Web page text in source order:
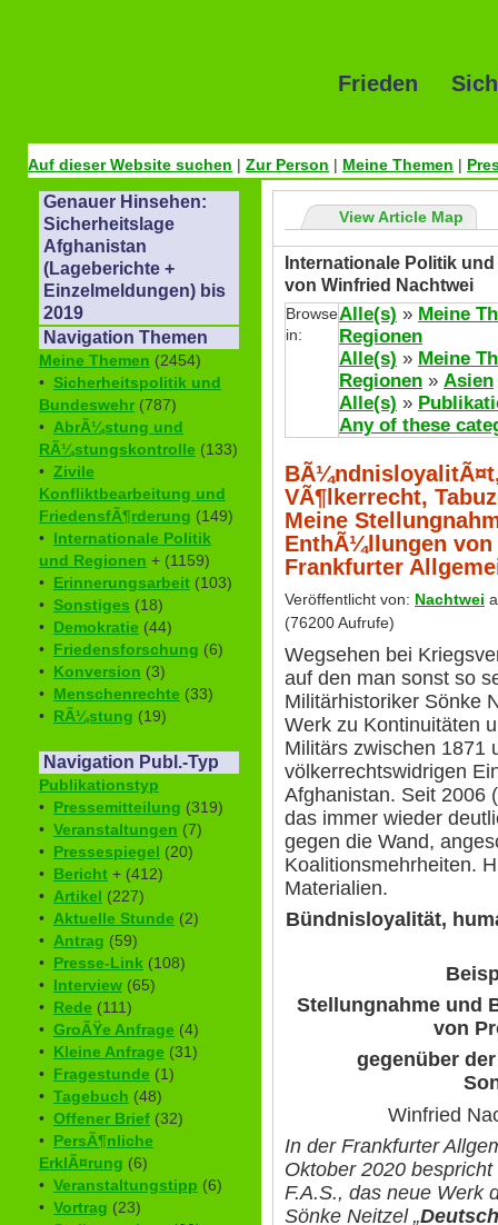
Frieden
Auf dieser Website suchen | Zur Person | Meine Themen |
Genauer Hinsehen:
Sicherheitslage
Afghanistan
(Lageberichte +
Einzelmeldungen) bis
2019
Navigation Themen
Meine Themen (2454)
• Sicherheitspolitik und
Bundeswehr (787)
• AbrÃ¼stung und
RÃ¼stungskontrolle (133)
• Zivile
Konfliktbearbeitung und
FriedensfÃ¶rderung (149)
• Internationale Politik
und Regionen + (1159)
• Erinnerungsarbeit (103)
• Sonstiges (18)
• Demokratie (44)
• Friedensforschung (6)
• Konversion (3)
• Menschenrechte (33)
• RÃ¼stung (19)
Navigation Publ.-Typ
Publikationstyp
• Pressemitteilung (319)
• Veranstaltungen (7)
• Pressespiegel (20)
• Bericht + (412)
• Artikel (227)
• Aktuelle Stunde (2)
• Antrag (59)
• Presse-Link (108)
• Interview (65)
• Rede (111)
• GroÃŸe Anfrage (4)
• Kleine Anfrage (31)
• Fragestunde (1)
• Tagebuch (48)
• Offener Brief (32)
• PersÃ¶nliche
ErklÃ¤rung (6)
• Veranstaltungstipp (6)
• Vortrag (23)
View Article Map
Internationale Politik
von Winfried Nachtwei
Browse
in:
Alle(s) » Meine
Regionen
Alle(s) » Meine
Regionen » Asien
Alle(s) »
Any of these
VÃ¶lkerrecht,
Meine
EnthÃ¼llungen von
Frankfurter
Veröffentlicht von: Nachtwei
(76200 Aufrufe)
Wegsehen bei
auf den man sonst so
Militärhistoriker Sönke
Werk zu Kontinuitäten
Militärs zwischen 1871
völkerrechtswidrigen
Afghanistan. Seit 2006
das immer wieder
gegen die Wand,
Koalitionsmehrheiten.
Materialien.
Bündnisloyalität,
Stellungnahme und
von
gegenüber
Winfried
In der Frankfurter
Oktober 2020
F.A.S., das neue Werk
Sönke Neitzel „